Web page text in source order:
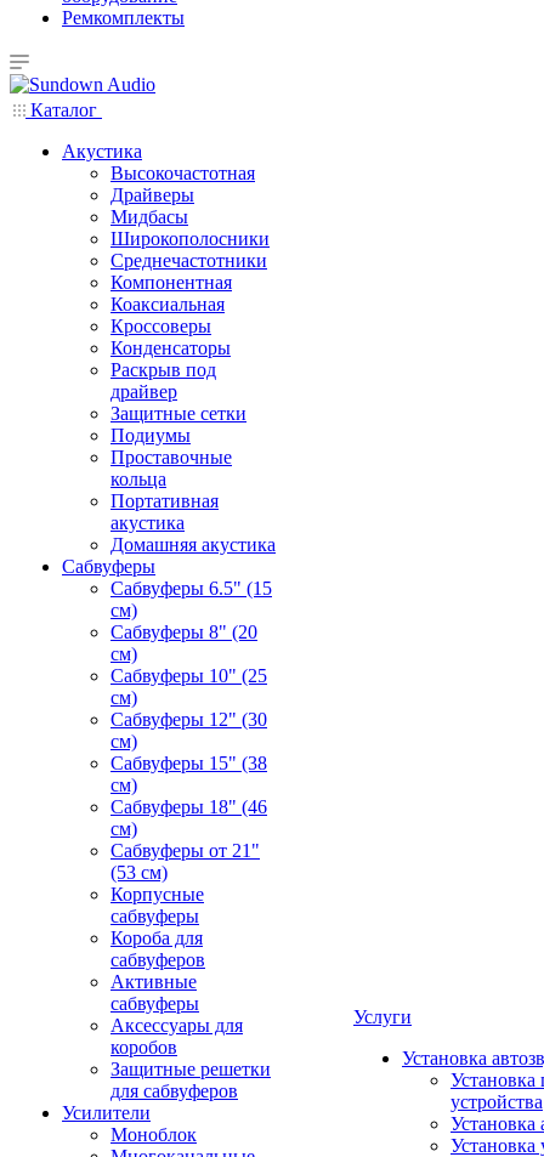
Ремкомплекты
Каталог
Акустика
Высокочастотная
Драйверы
Мидбасы
Широкополосники
Среднечастотники
Компонентная
Коаксиальная
Кроссоверы
Конденсаторы
Раскрыв под
драйвер
Защитные сетки
Подиумы
Проставочные
кольца
Портативная
акустика
Домашняя акустика
Сабвуферы
Сабвуферы 6.5" (15
см)
Сабвуферы 8" (20
см)
Сабвуферы 10" (25
см)
Сабвуферы 12" (30
см)
Сабвуферы 15" (38
см)
Сабвуферы 18" (46
см)
Сабвуферы от 21"
(53 см)
Корпусные
сабвуферы
Короба для
сабвуферов
Активные
сабвуферы
Аксессуары для
коробов
Защитные решетки
для сабвуферов
Усилители
Моноблок
Услуги
Установка
Установка
устройства
Установка
Установка